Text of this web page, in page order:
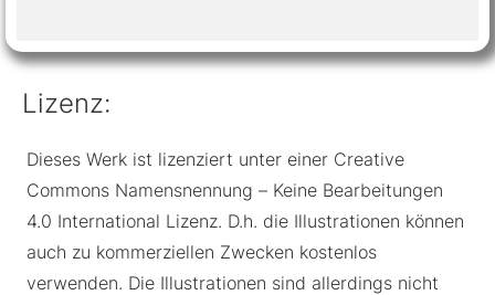
Lizenz:
Dieses Werk ist lizenziert unter einer Creative
Commons Namensnennung – Keine Bearbeitungen
4.0 International Lizenz. D.h. die Illustrationen können
auch zu kommerziellen Zwecken kostenlos
verwenden. Die Illustrationen sind allerdings nicht